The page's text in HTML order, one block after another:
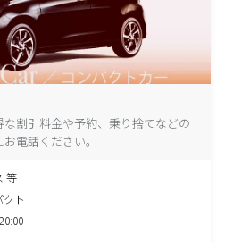
割引料金や予約、乗り捨てなどの
電話ください。
等
クト